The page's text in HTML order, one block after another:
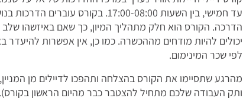
עד חמישי, בין השעות 17:00-08:00.
הדרכה. הקורס הוא חלק מתהליך המיון, כך שאם באיזשהו
יכולים להיות מודחים מההכשרה. כמו כן, אין אפשרות
לפי שכר המינימום.
מהרגע שתסיימו את הקורס בהצלחה ותהפכו לדיילים מן
ותק העבודה שלכם מתחיל להצטבר כבר מהיום הראשון